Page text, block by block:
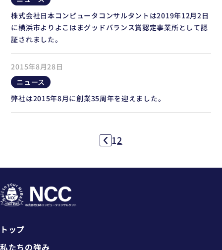
株式会社日本コンピュータコンサルタントは2019年12月2日
に横浜市よりよこはまグッドバランス賞認定事業所として認
証されました。
2015年8月28日
ニュース
弊社は2015年8月に創業35周年を迎えました。
12
トップ
私たちの強み